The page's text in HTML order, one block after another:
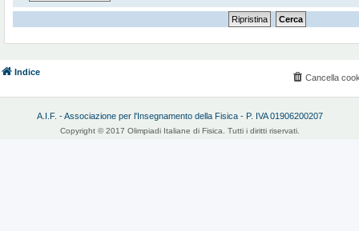
Indice
Cancella
A.I.F. - Associazione per l'Insegnamento della Fisica - P. IVA 01906200207
Copyright © 2017 Olimpiadi Italiane di Fisica. Tutti i diritti riservati.